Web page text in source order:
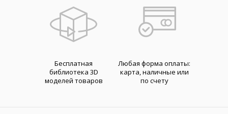
Бесплатная
библиотека 3D
моделей товаров
Любая форма оплаты:
карта, наличные или
по счету